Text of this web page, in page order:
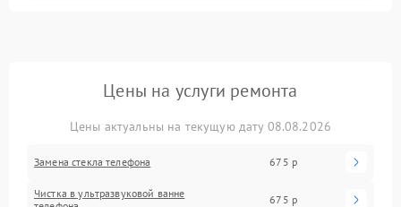
Цены на услуги ремонта
Цены актуальны на текущую дату 08.08.2026
Замена стекла телефона 675 р
Чистка в ультразвуковой ванне
675 р